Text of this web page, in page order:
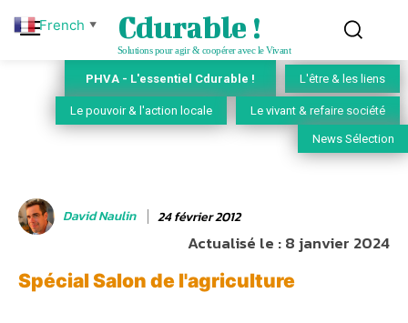
Cdurable !
Solutions pour agir & coopérer avec le Vivant
PHVA - L'essentiel Cdurable ! L'être & les liens
Le pouvoir & l'action locale Le vivant & refaire société
News Sélection
David Naulin 24 février 2012
Actualisé le :8 janvier 2024
Spécial Salon de l'agriculture
French ▼